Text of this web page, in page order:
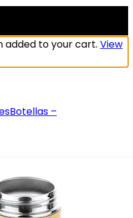
added to your cart. View
Botellas –